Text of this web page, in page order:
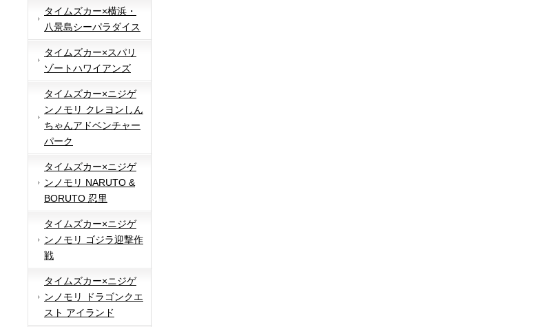
タイムズカー×横浜・
八景島シーパラダイス
タイムズカー×スパリ
ゾートハワイアンズ
タイムズカー×ニジゲ
ンノモリ クレヨンしん
ちゃんアドベンチャー
パーク
タイムズカー×ニジゲ
ンノモリ NARUTO &
BORUTO 忍里
タイムズカー×ニジゲ
ンノモリ ゴジラ迎撃作
戦
タイムズカー×ニジゲ
ンノモリ ドラゴンクエ
スト アイランド